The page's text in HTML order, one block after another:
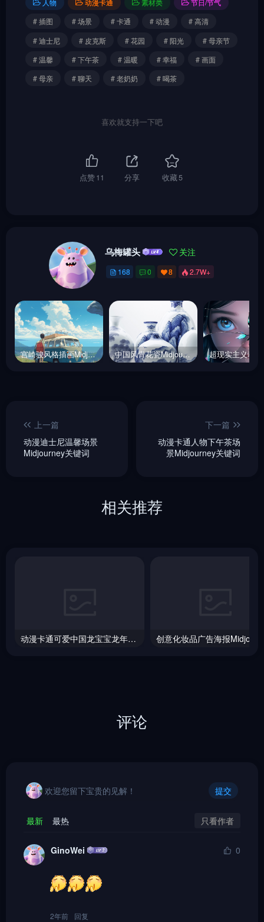
人物 动漫卡通 素材类
节日/节气
# 插图
# 场景 # 卡通 # 动漫
# 高清
# 迪士尼
# 皮克斯 # 花园 # 阳光
# 母亲节
# 温馨
# 下午茶 # 温暖 # 幸福
# 画面
# 母亲
# 聊天 # 老奶奶 # 喝茶
喜欢就支持一下吧
点赞11 分享 收藏5
乌梅罐头 关注
168 0 8 2.7W+
宫崎骏风格插画Midjourney关键词 中国风青花瓷Midjourney关键词
上一篇
动漫迪士尼温馨场景
Midjourney关键词
下一篇
动漫卡通人物下午茶场
景Midjourney关键词
相关推荐
动漫卡通可爱中国龙宝宝龙年富贵龙形象Midjourney咒语
评论
欢迎您留下宝贵的见解！ 提交
最新 最热 只看作者
GinoWei 0
2年前 回复